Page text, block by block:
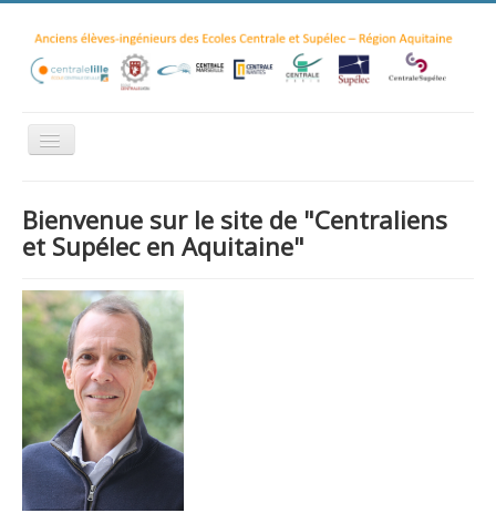
Actualités
Ecoles "Centrale"
Conférence Climat 2012
Conférence Low Tech 2017
Adhésion
Bienvenue sur le site de "Centraliens
et Supélec en Aquitaine"